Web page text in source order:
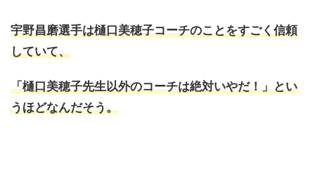
宇野昌磨選手は樋口美穂子コーチのことをすごく信頼
していて、
「樋口美穂子先生以外のコーチは絶対いやだ！」とい
うほどなんだそう。